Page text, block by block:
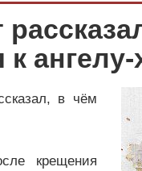
в чём
крещения